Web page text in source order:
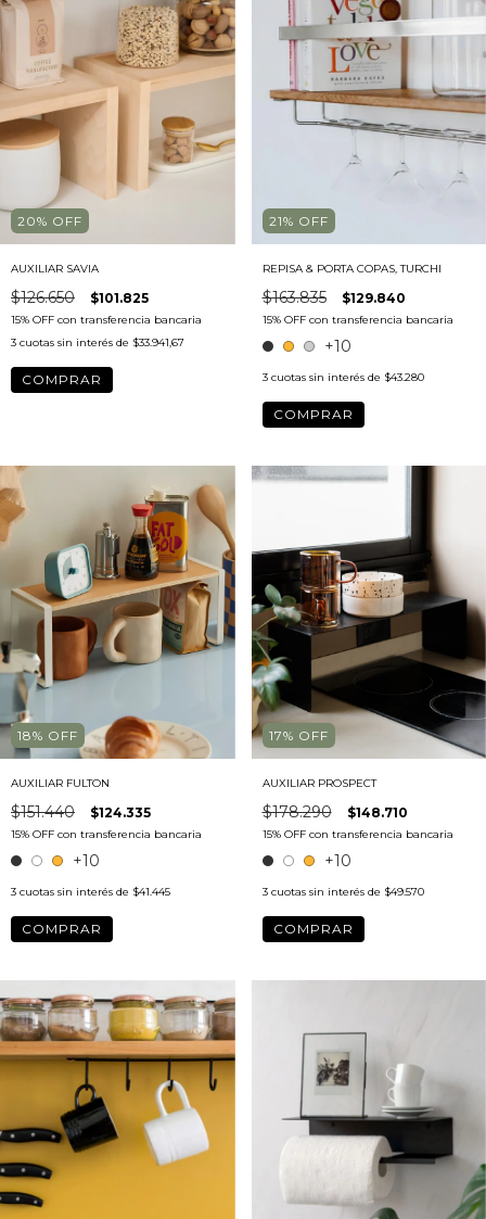
20% OFF
AUXILIAR SAVIA
$126.650 $101.825
3 cuotas sin interés de $33.941,67
COMPRAR
21% OFF
REPISA & PORTA COPAS, TURCHI
$163.835 $129.840
+10
3 cuotas sin interés de $43.280
COMPRAR
18% OFF
AUXILIAR FULTON
$151.440 $124.335
+10
3 cuotas sin interés de $41.445
COMPRAR
17% OFF
AUXILIAR PROSPECT
$178.290 $148.710
+10
3 cuotas sin interés de $49.570
COMPRAR